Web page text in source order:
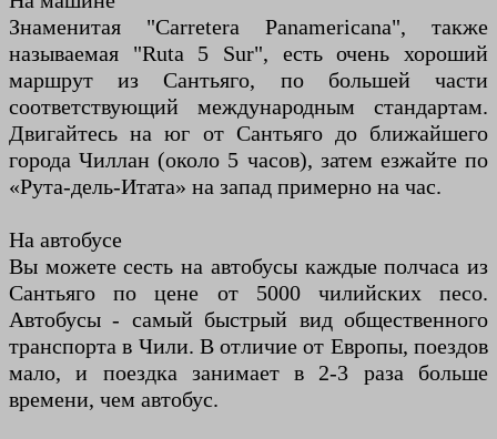
Знаменитая "Carretera Panamericana", также
называемая "Ruta 5 Sur", есть очень хороший
маршрут из Сантьяго, по большей части
соответствующий международным стандартам.
Двигайтесь на юг от Сантьяго до ближайшего
города Чиллан (около 5 часов), затем езжайте по
«Рута-дель-Итата» на запад примерно на час.
На автобусе
Вы можете сесть на автобусы каждые полчаса из
Сантьяго по цене от 5000 чилийских песо.
Автобусы - самый быстрый вид общественного
транспорта в Чили. В отличие от Европы, поездов
мало, и поездка занимает в 2-3 раза больше
времени, чем автобус.